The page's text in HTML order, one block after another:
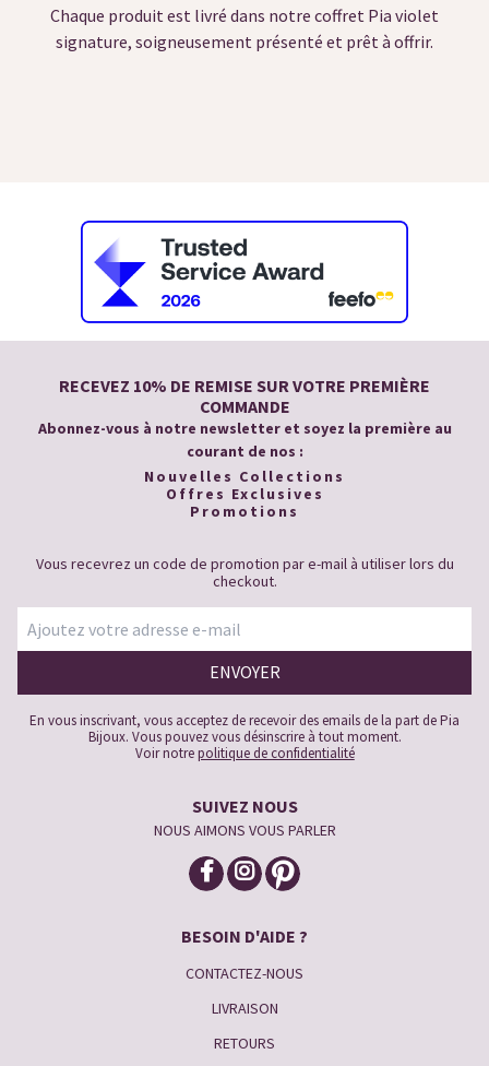
Chaque produit est livré dans notre coffret Pia violet
signature, soigneusement présenté et prêt à offrir.
RECEVEZ 10% DE REMISE SUR VOTRE PREMIÈRE
COMMANDE
Abonnez-vous à notre newsletter et soyez la première au
courant de nos :
Nouvelles Collections
Offres Exclusives
Promotions
Vous recevrez un code de promotion par e-mail à utiliser lors du
checkout.
En vous inscrivant, vous acceptez de recevoir des emails de la part de Pia
Bijoux. Vous pouvez vous désinscrire à tout moment.
Voir notrepolitique de confidentialité
SUIVEZ NOUS
NOUS AIMONS VOUS PARLER
BESOIN D'AIDE ?
CONTACTEZ-NOUS
LIVRAISON
RETOURS